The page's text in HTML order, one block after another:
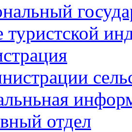
туристской
отдел